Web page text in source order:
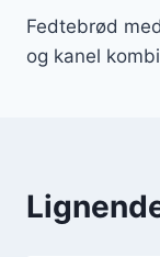
Fedtebrød
og kanel